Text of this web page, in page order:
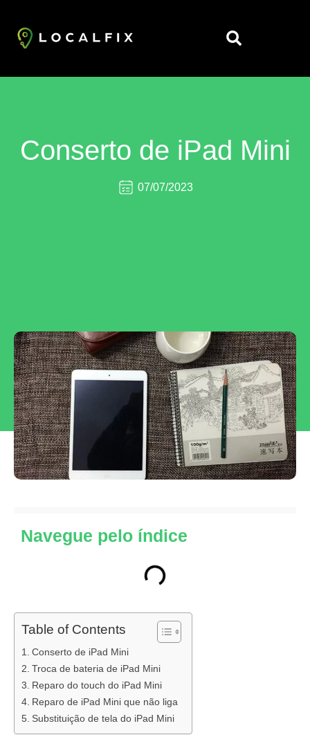
Conserto de iPad Mini
07/07/2023
Navegue pelo índice
Table of Contents
Conserto de iPad Mini
Troca de bateria de iPad Mini
Reparo do touch do iPad Mini
Reparo de iPad Mini que não liga
Substituição de tela do iPad Mini